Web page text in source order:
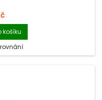
košíku